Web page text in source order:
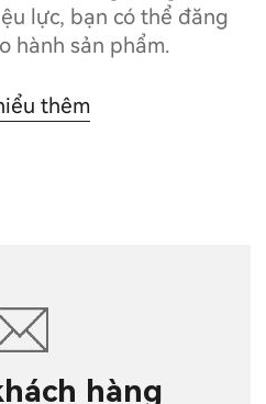
lực, bạn có thể đăng
hành sản phẩm.
thêm
hàng